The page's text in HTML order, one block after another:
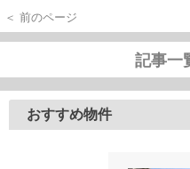
＜ 前のページ
記事一
おすすめ物件